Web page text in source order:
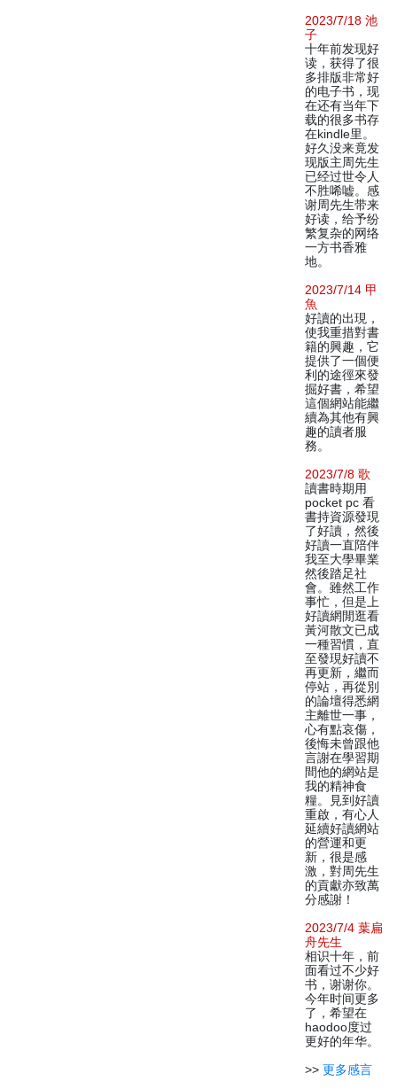
2023/7/18 池
子
十年前发现好
读，获得了很
多排版非常好
的电子书，现
在还有当年下
载的很多书存
在kindle里。
好久没来竟发
现版主周先生
已经过世令人
不胜唏嘘。感
谢周先生带来
好读，给予纷
繁复杂的网络
一方书香雅
地。
2023/7/14 甲
魚
好讀的出現，
使我重措對書
籍的興趣，它
提供了一個便
利的途徑來發
掘好書，希望
這個網站能繼
續為其他有興
趣的讀者服
務。
2023/7/8 歌
讀書時期用
pocket pc 看
書持資源發現
了好讀，然後
好讀一直陪伴
我至大學畢業
然後踏足社
會。雖然工作
事忙，但是上
好讀網閒逛看
黃河散文已成
一種習慣，直
至發現好讀不
再更新，繼而
停站，再從別
的論壇得悉網
主離世一事，
心有點哀傷，
後悔未曾跟他
言謝在學習期
間他的網站是
我的精神食
糧。見到好讀
重啟，有心人
延續好讀網站
的營運和更
新，很是感
激，對周先生
的貢獻亦致萬
分感謝！
2023/7/4 葉扁
舟先生
相识十年，前
面看过不少好
书，谢谢你。
今年时间更多
了，希望在
haodoo度过
更好的年华。
>> 更多感言